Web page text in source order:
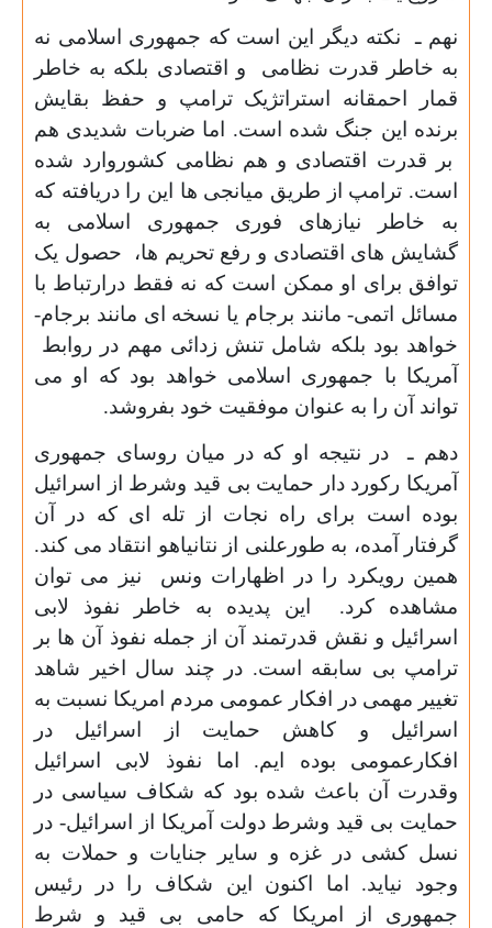
نهم ـ نکته دیگر این است که جمهوری اسلامی نه
به خاطر قدرت نظامی و اقتصادی بلکه به خاطر
قمار احمقانه استراتژیک ترامپ و حفظ بقایش
برنده این جنگ شده است. اما ضربات شدیدی هم
بر قدرت اقتصادی و هم نظامی کشوروارد شده
است. ترامپ از طریق میانجی ها این را دریافته که
به خاطر نیازهای فوری جمهوری اسلامی به
گشایش های اقتصادی و رفع تحریم ها، حصول یک
توافق برای او ممکن است که نه فقط درارتباط با
مسائل اتمی- مانند برجام یا نسخه ای مانند برجام-
خواهد بود بلکه شامل تنش زدائی مهم در روابط
آمریکا با جمهوری اسلامی خواهد بود که او می
تواند آن را به عنوان موفقیت خود بفروشد.
دهم ـ در نتیجه او که در میان روسای جمهوری
آمریکا رکورد دار حمایت بی قید وشرط از اسرائیل
بوده است برای راه نجات از تله ای که در آن
گرفتار آمده، به طورعلنی از نتانیاهو انتقاد می کند.
همین رویکرد را در اظهارات ونس نیز می توان
مشاهده کرد. این پدیده به خاطر نفوذ لابی
اسرائیل و نقش قدرتمند آن از جمله نفوذ آن ها بر
ترامپ بی سابقه است. در چند سال اخیر شاهد
تغییر مهمی در افکار عمومی مردم امریکا نسبت به
اسرائیل و کاهش حمایت از اسرائیل در
افکارعمومی بوده ایم. اما نفوذ لابی اسرائیل
وقدرت آن باعث شده بود که شکاف سیاسی در
حمایت بی قید وشرط دولت آمریکا از اسرائیل- در
نسل کشی در غزه و سایر جنایات و حملات به
وجود نیاید. اما اکنون این شکاف را در رئیس
جمهوری از امریکا که حامی بی قید و شرط